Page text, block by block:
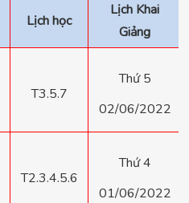
Lịch học
Lịch Khai
Giảng
T3.5.7
Thứ 5
02/06/2022
T2.3.4.5.6
Thứ 4
01/06/2022